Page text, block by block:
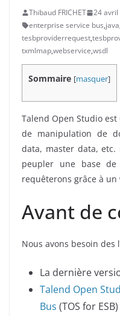
Thibaud FRICHET 24 avril
enterprise service bus,java
tesbproviderrequest,
txmlmap,webservice,wsdl
Sommaire [masquer]
Talend Open Studio
de manipulation de
data, master data, etc.
peupler une base
requêterons grâce à un
Avant de
Nous avons besoin des
La dernière
Talend Open
Bus (TOS for